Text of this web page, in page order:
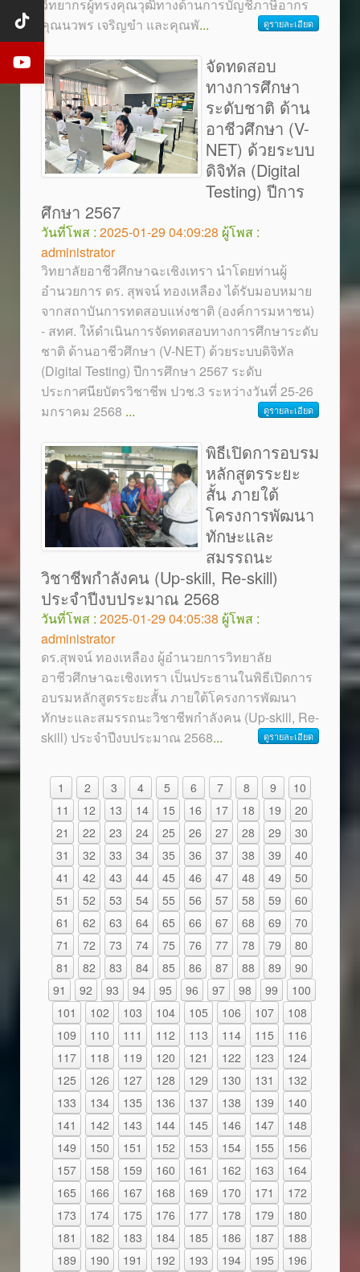
วิทยากรผู้ทรงคุณวุฒิทางด้านการบัญชีภาษีอากร
คุณนวพร เจริญขำ และคุณพั... ดูรายละเอียด
จัดทดสอบ
ทางการศึกษา
ระดับชาติ ด้าน
อาชีวศึกษา (V-
NET) ด้วยระบบ
ดิจิทัล (Digital
Testing) ปีการ
ศึกษา 2567
วันที่โพส : 2025-01-29 04:09:28 ผู้โพส :
administrator
วิทยาลัยอาชีวศึกษาฉะเชิงเทรา นำโดยท่านผู้
อำนวยการ ดร. สุพจน์ ทองเหลือง ได้รับมอบหมาย
จากสถาบันการทดสอบแห่งชาติ (องค์การมหาชน)
- สทศ. ให้ดำเนินการจัดทดสอบทางการศึกษาระดับ
ชาติ ด้านอาชีวศึกษา (V-NET) ด้วยระบบดิจิทัล
(Digital Testing) ปีการศึกษา 2567 ระดับ
ประกาศนียบัตรวิชาชีพ ปวช.3 ระหว่างวันที่ 25-26
มกราคม 2568 ... ดูรายละเอียด
พิธีเปิดการอบรม
หลักสูตรระยะ
สั้น ภายใต้
โครงการพัฒนา
ทักษะและ
สมรรถนะ
วิชาชีพกำลังคน (Up-skill, Re-skill)
ประจำปีงบประมาณ 2568
วันที่โพส : 2025-01-29 04:05:38 ผู้โพส :
administrator
ดร.สุพจน์ ทองเหลือง ผู้อำนวยการวิทยาลัย
อาชีวศึกษาฉะเชิงเทรา เป็นประธานในพิธีเปิดการ
อบรมหลักสูตรระยะสั้น ภายใต้โครงการพัฒนา
ทักษะและสมรรถนะวิชาชีพกำลังคน (Up-skill, Re-
skill) ประจำปีงบประมาณ 2568... ดูรายละเอียด
1 2 3 4 5 6 7 8 9
10
11
12 13 14 15 16 17 18 19
20
21
22 23 24 25 26 27 28 29
30
31
32 33 34 35 36 37 38 39
40
41
42 43 44 45 46 47 48 49
50
51
52 53 54 55 56 57 58 59
60
61
62 63 64 65 66 67 68 69
70
71
72 73 74 75 76 77 78 79
80
81
82 83 84 85 86 87 88 89
90
91
92 93 94 95 96 97 98 99
100
101
102 103 104 105 106 107
108
109
110 111 112 113 114 115
116
117
118 119 120 121 122 123
124
125
126 127 128 129 130 131
132
133
134 135 136 137 138 139
140
141
142 143 144 145 146 147
148
149
150 151 152 153 154 155
156
157
158 159 160 161 162 163
164
165
166 167 168 169 170 171
172
173
174 175 176 177 178 179
180
181
182 183 184 185 186 187
188
189
190 191 192 193 194 195
196